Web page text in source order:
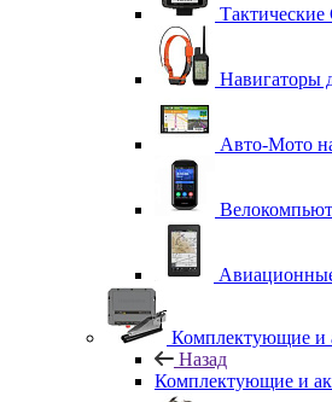
Тактические
Навигаторы
Авто-Мото
Комплектующие и
Назад
Комплектующие и